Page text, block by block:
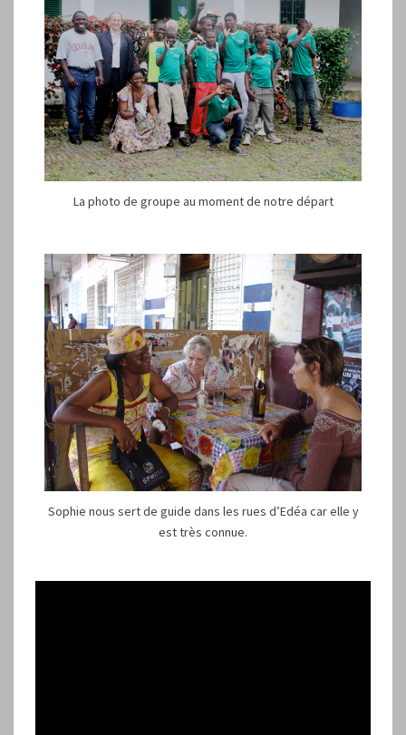
La photo de groupe au moment de notre départ
Sophie nous sert de guide dans les rues d’Edéa car elle y
est très connue.